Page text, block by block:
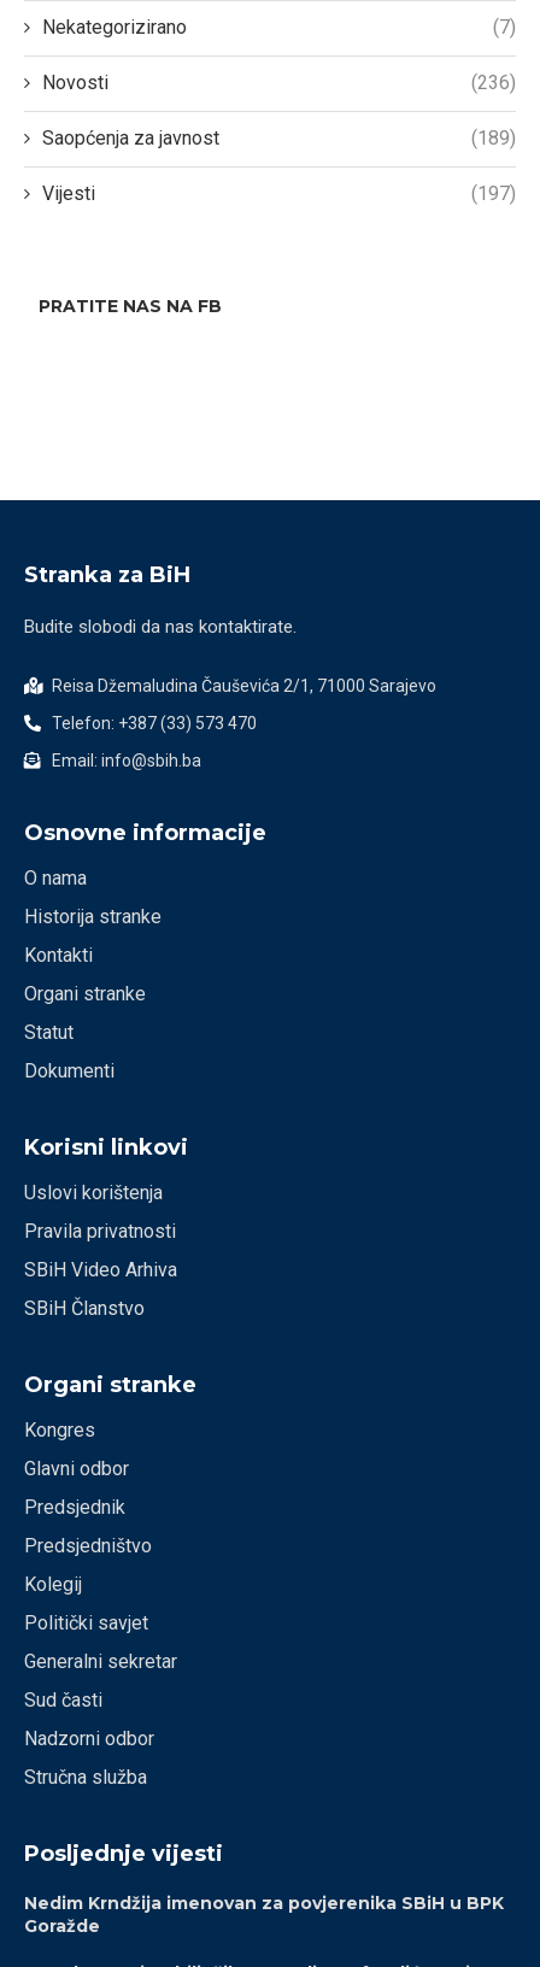
Nekategorizirano (7)
Novosti (236)
Saopćenja za javnost (189)
Vijesti (197)
PRATITE NAS NA FB
Stranka za BiH
Budite slobodi da nas kontaktirate.
Reisa Džemaludina Čauševića 2/1, 71000 Sarajevo
Telefon: +387 (33) 573 470
Email: info@sbih.ba
Osnovne informacije
O nama
Historija stranke
Kontakti
Organi stranke
Statut
Dokumenti
Korisni linkovi
Uslovi korištenja
Pravila privatnosti
SBiH Video Arhiva
SBiH Članstvo
Organi stranke
Kongres
Glavni odbor
Predsjednik
Predsjedništvo
Kolegij
Politički savjet
Generalni sekretar
Sud časti
Nadzorni odbor
Stručna služba
Posljednje vijesti
Nedim Krndžija imenovan za povjerenika SBiH u BPK
Goražde